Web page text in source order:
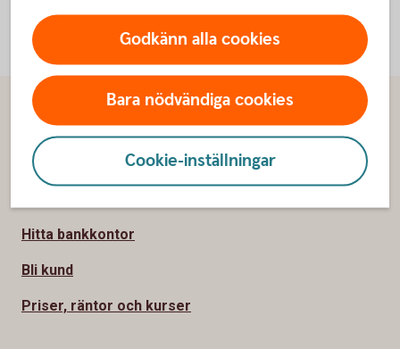
Godkänn alla cookies
Bara nödvändiga cookies
Cookie-inställningar
Sidfot
Hitta snabbt
Kundservice
Hitta bankkontor
Bli kund
Priser, räntor och kurser